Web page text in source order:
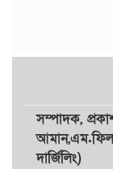
সম্পাদক,
আমান,
দার্জিলিং)